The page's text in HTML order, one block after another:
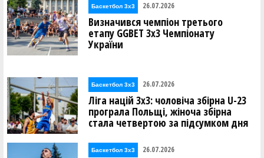
Баскетбол 3х3 26.07.2026
Визначився чемпіон третього
етапу GGBET 3х3 Чемпіонату
України
Баскетбол 3х3 26.07.2026
Ліга націй 3х3: чоловіча збірна U-23
програла Польщі, жіноча збірна
стала четвертою за підсумком дня
Баскетбол 3х3 26.07.2026